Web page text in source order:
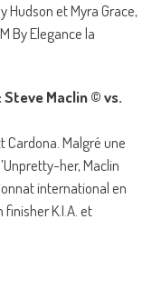
Hudson et Myra Grace,
By Elegance la
Maclin © vs.
Cardona. Malgré une
her, Maclin
international en
K.I.A. et